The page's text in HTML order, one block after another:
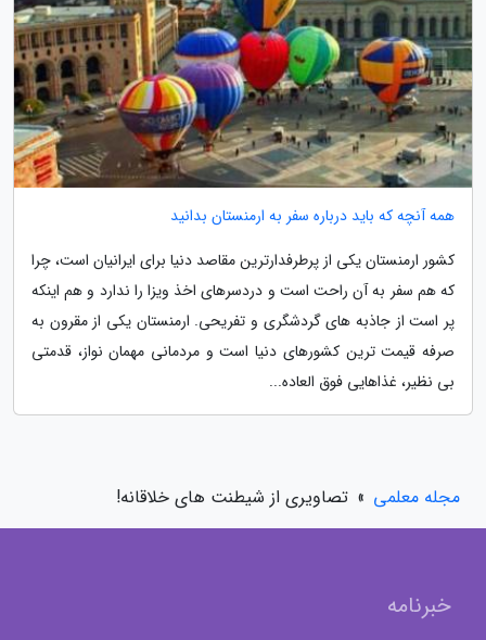
همه آنچه که باید درباره سفر به ارمنستان بدانید
کشور ارمنستان یکی از پرطرفدارترین مقاصد دنیا برای ایرانیان است، چرا
که هم سفر به آن راحت است و دردسرهای اخذ ویزا را ندارد و هم اینکه
پر است از جاذبه های گردشگری و تفریحی. ارمنستان یکی از مقرون به
صرفه قیمت ترین کشورهای دنیا است و مردمانی مهمان نواز، قدمتی
بی نظیر، غذاهایی فوق العاده...
مجله معلمی » تصاویری از شیطنت های خلاقانه!
خبرنامه